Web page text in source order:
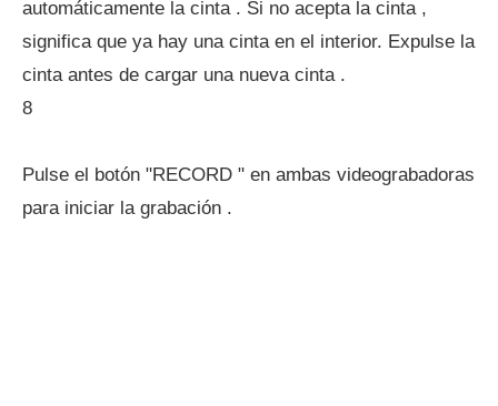
automáticamente la cinta . Si no acepta la cinta ,
significa que ya hay una cinta en el interior. Expulse la
cinta antes de cargar una nueva cinta .
8
Pulse el botón "RECORD " en ambas videograbadoras
para iniciar la grabación .